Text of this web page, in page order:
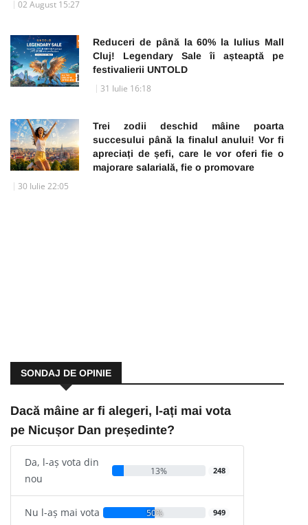
02 August 15:27
Reduceri de până la 60% la Iulius Mall
Cluj! Legendary Sale îi așteaptă pe
festivalierii UNTOLD
31 Iulie 16:18
Trei zodii deschid mâine poarta
succesului până la finalul anului! Vor fi
apreciați de șefi, care le vor oferi fie o
majorare salarială, fie o promovare
30 Iulie 22:05
SONDAJ DE OPINIE
Dacă mâine ar fi alegeri, l-ați mai vota
pe Nicușor Dan președinte?
Da, l-aș vota din
nou
13% 248
Nu l-aș mai vota 50% 949